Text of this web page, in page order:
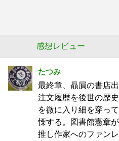
感想レビュー
たつみ
最終章、贔屓の書店
注文履歴を後世の歴
を微に入り細を穿っ
慄する。図書館憲章
推し作家へのファン